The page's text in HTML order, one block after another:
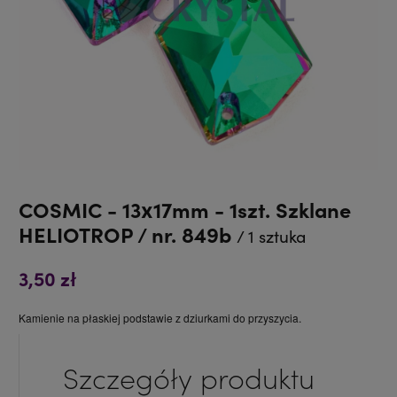
COSMIC - 13x17mm - 1szt. Szklane
HELIOTROP / nr. 849b / 1 sztuka
3,50 zł
Kamienie na płaskiej podstawie z dziurkami do przyszycia.
Szczegóły produktu